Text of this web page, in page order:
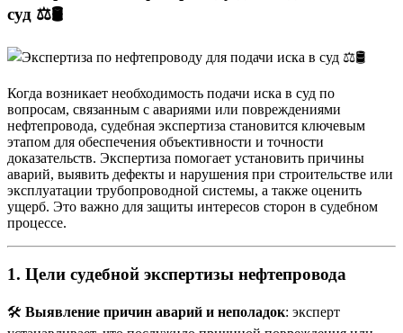
суд ⚖🛢
Когда возникает необходимость подачи иска в суд по
вопросам, связанным с авариями или повреждениями
нефтепровода, судебная экспертиза становится ключевым
этапом для обеспечения объективности и точности
доказательств. Экспертиза помогает установить причины
аварий, выявить дефекты и нарушения при строительстве или
эксплуатации трубопроводной системы, а также оценить
ущерб. Это важно для защиты интересов сторон в судебном
процессе.
1. Цели судебной экспертизы нефтепровода
🛠 Выявление причин аварий и неполадок: эксперт